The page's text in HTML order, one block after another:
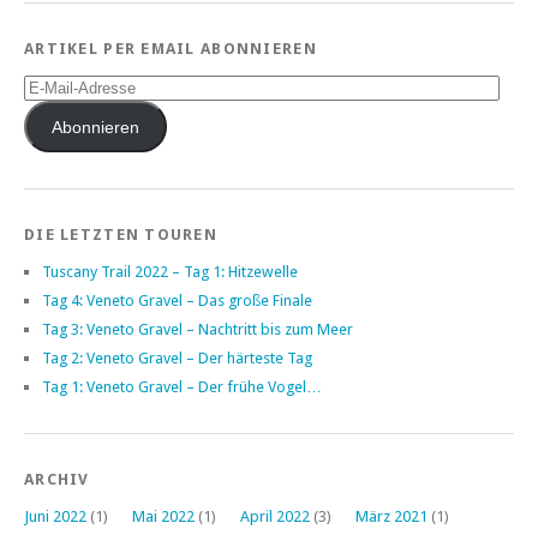
ARTIKEL PER EMAIL ABONNIEREN
E-
Mail-
AdresseAbonnieren
DIE LETZTEN TOUREN
Tuscany Trail 2022 – Tag 1: Hitzewelle
Tag 4: Veneto Gravel – Das große Finale
Tag 3: Veneto Gravel – Nachtritt bis zum Meer
Tag 2: Veneto Gravel – Der härteste Tag
Tag 1: Veneto Gravel – Der frühe Vogel…
ARCHIV
Juni 2022 (1) Mai 2022 (1) April 2022 (3) März 2021 (1)